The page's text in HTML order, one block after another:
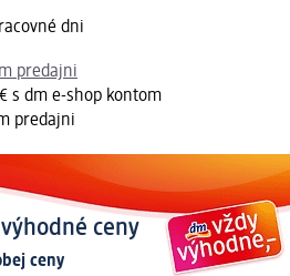
dni
predajni
s dm e-shop kontom
predajni
ceny
ceny